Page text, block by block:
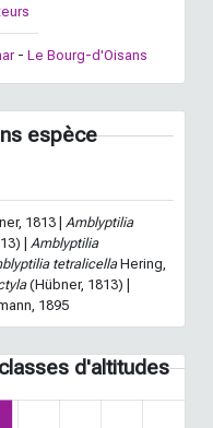
- Le Bourg-d'Oisans
espèce
1813 | Amblyptilia
| Amblyptilia
tetralicellaHering,
(Hübner, 1813) |
1895
d'altitudes